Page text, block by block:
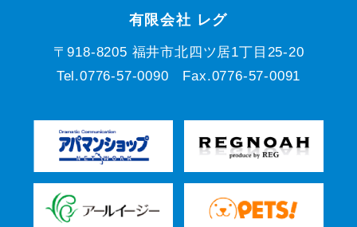
有限会社 レグ
〒918-8205 福井市北四ツ居1丁目25-20
Tel.0776-57-0090 Fax.0776-57-0091